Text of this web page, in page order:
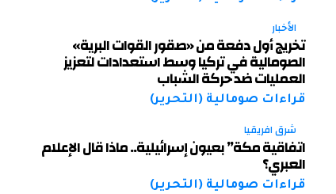
الأخبار
تخريج أول دفعة من «صقور القوات البرية»
الصومالية في تركيا وسط استعدادات لتعزيز
العمليات ضد حركة الشباب
قراءات صومالية (التحرير)
شرق افريقيا
اتفاقية مكة” بعيون إسرائيلية.. ماذا قال الإعلام
العبري؟
قراءات صومالية (التحرير)